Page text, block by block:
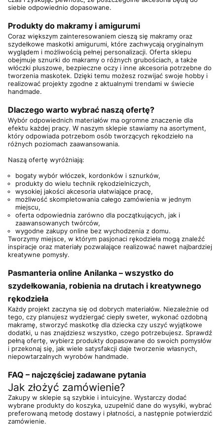
siebie odpowiednio dopasowane.
Produkty do makramy i amigurumi
Coraz większym zainteresowaniem cieszą się makramy oraz
szydełkowe maskotki amigurumi, które zachwycają oryginalnym
wyglądem i możliwością pełnej personalizacji. Oferta sklepu
obejmuje sznurki do makramy o różnych grubościach, a także
włóczki pluszowe, bezpieczne oczy i inne akcesoria potrzebne do
tworzenia maskotek. Dzięki temu możesz rozwijać swoje hobby i
realizować projekty zgodne z aktualnymi trendami w świecie
handmade.
Dlaczego warto wybrać naszą ofertę?
Wybór odpowiednich materiałów ma ogromne znaczenie dla
efektu każdej pracy. W naszym sklepie stawiamy na asortyment,
który odpowiada potrzebom osób tworzących rękodzieło na
różnych poziomach zaawansowania.
Naszą ofertę wyróżniają:
bogaty wybór włóczek, kordonków i sznurków,
produkty do wielu technik rękodzielniczych,
wysokiej jakości akcesoria ułatwiające pracę,
możliwość skompletowania całego zamówienia w jednym
miejscu,
oferta odpowiednia zarówno dla początkujących, jak i
zaawansowanych twórców,
wygodne zakupy online bez wychodzenia z domu.
Tworzymy miejsce, w którym pasjonaci rękodzieła mogą znaleźć
inspiracje oraz materiały pozwalające realizować nawet najbardziej
kreatywne pomysły.
Pasmanteria online Anilanka – wszystko do
szydełkowania, robienia na drutach i kreatywnego
rękodzieła
Każdy projekt zaczyna się od dobrych materiałów. Niezależnie od
tego, czy planujesz wydziergać ciepły sweter, wykonać ozdobną
makramę, stworzyć maskotkę dla dziecka czy uszyć wyjątkowe
dodatki, u nas znajdziesz wszystko, czego potrzebujesz. Sprawdź
pełną ofertę, wybierz produkty dopasowane do swoich pomysłów
i przekonaj się, jak wiele satysfakcji daje tworzenie własnych,
niepowtarzalnych wyrobów handmade.
FAQ – najczęściej zadawane pytania
Jak złożyć zamówienie?
Zakupy w sklepie są szybkie i intuicyjne. Wystarczy dodać
wybrane produkty do koszyka, uzupełnić dane do wysyłki, wybrać
preferowaną metodę dostawy i płatności, a następnie potwierdzić
zamówienie.